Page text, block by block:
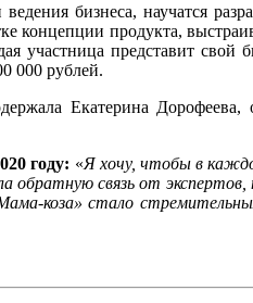
бизнеса, научатся
концепции продукта,
участница представит свой
000 рублей.
Екатерина Дорофеева,
году: «Я хочу, чтобы в
обратную связь от
коза» стало